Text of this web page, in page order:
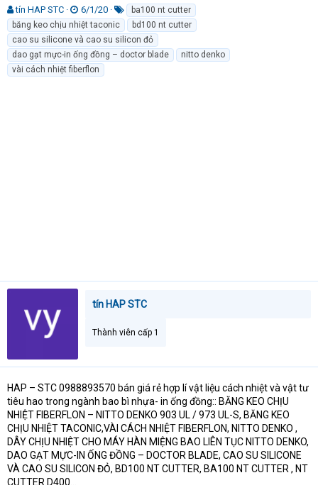
T
h
r
e
a
d
tín HAP STC
N
g
à
y
g
ử
6/1/20
ừ
k
h
ó
ba100 nt cutter
băng keo chịu nhiệt taconic
bd100 nt cutter
cao su silicone và cao su silicon đỏ
dao gạt mực-in ống đồng – doctor blade
nitto denko
vài cách nhiệt fiberflon
tín HAP STC
Thành viên cấp 1
HAP – STC 0988893570 bán giá rẻ hợp lí vật liệu cách nhiệt và vật tư
tiêu hao trong ngành bao bì nhựa- in ống đồng:: BĂNG KEO CHỊU
NHIỆT FIBERFLON – NITTO DENKO 903 UL / 973 UL-S, BĂNG KEO
CHỊU NHIỆT TACONIC,VÀI CÁCH NHIỆT FIBERFLON, NITTO DENKO ,
DÂY CHỊU NHIỆT CHO MÁY HÀN MIỆNG BAO LIÊN TỤC NITTO DENKO,
DAO GẠT MỰC-IN ỐNG ĐỒNG – DOCTOR BLADE, CAO SU SILICONE
VÀ CAO SU SILICON ĐỎ, BD100 NT CUTTER, BA100 NT CUTTER , NT
CUTTER D400…